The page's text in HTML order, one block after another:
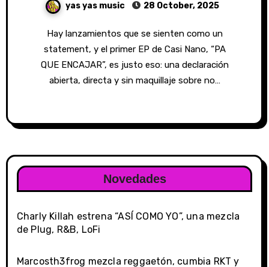
yas yas music 28 October, 2025
Hay lanzamientos que se sienten como un
statement, y el primer EP de Casi Nano, “PA
QUE ENCAJAR”, es justo eso: una declaración
abierta, directa y sin maquillaje sobre no…
Novedades
Charly Killah estrena “ASÍ COMO YO”, una mezcla
de Plug, R&B, LoFi
Marcosth3frog mezcla reggaetón, cumbia RKT y